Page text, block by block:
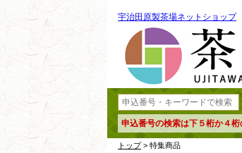
宇治田原製茶場ネットショップ
申込番号の検索は下５桁か４桁
トップ> 特集商品